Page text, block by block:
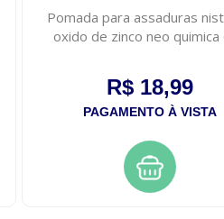
Pomada para assaduras
oxido de zinco neo quimica
R$ 18,99
PAGAMENTO À VISTA